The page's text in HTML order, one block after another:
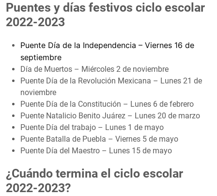
Puentes y días festivos ciclo escolar
2022-2023
Puente Día de la Independencia – Viernes 16 de
septiembre
Día de Muertos – Miércoles 2 de noviembre
Puente Día de la Revolución Mexicana – Lunes 21 de
noviembre
Puente Día de la Constitución – Lunes 6 de febrero
Puente Natalicio Benito Juárez – Lunes 20 de marzo
Puente Día del trabajo – Lunes 1 de mayo
Puente Batalla de Puebla – Viernes 5 de mayo
Puente Día del Maestro – Lunes 15 de mayo
¿Cuándo termina el ciclo escolar
2022-2023?